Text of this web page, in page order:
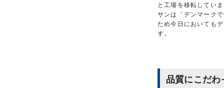
と工場を移転してい
サンは「デンマーク
ため今日においても
す。
品質にこだわ